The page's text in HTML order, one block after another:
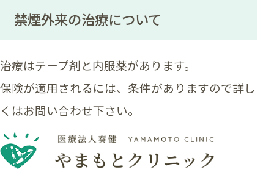
禁煙外来の治療について
治療はテープ剤と内服薬があります。
保険が適用されるには、条件がありますので詳し
くはお問い合わせ下さい。